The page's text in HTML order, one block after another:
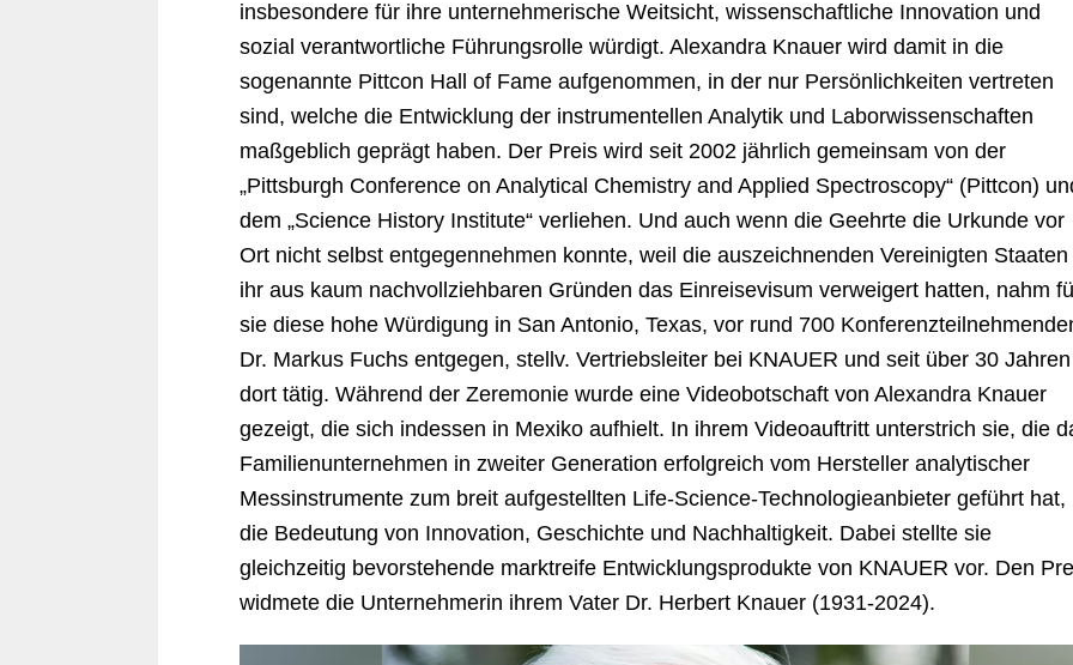
insbesondere für ihre unternehmerische Weitsicht, wissenschaftliche Innovation und
sozial verantwortliche Führungsrolle würdigt. Alexandra Knauer wird damit in die
sogenannte Pittcon Hall of Fame aufgenommen, in der nur Persönlichkeiten vertreten
sind, welche die Entwicklung der instrumentellen Analytik und Laborwissenschaften
maßgeblich geprägt haben. Der Preis wird seit 2002 jährlich gemeinsam von der
„Pittsburgh Conference on Analytical Chemistry and Applied Spectroscopy“ (Pittcon)
dem „Science History Institute“ verliehen. Und auch wenn die Geehrte die Urkunde vor
Ort nicht selbst entgegennehmen konnte, weil die auszeichnenden Vereinigten Staaten
ihr aus kaum nachvollziehbaren Gründen das Einreisevisum verweigert hatten, nahm
sie diese hohe Würdigung in San Antonio, Texas, vor rund 700
Dr. Markus Fuchs entgegen, stellv. Vertriebsleiter bei KNAUER und seit über 30 Jahren
dort tätig. Während der Zeremonie wurde eine Videobotschaft von Alexandra Knauer
gezeigt, die sich indessen in Mexiko aufhielt. In ihrem Videoauftritt unterstrich sie, die
Familienunternehmen in zweiter Generation erfolgreich vom Hersteller analytischer
Messinstrumente zum breit aufgestellten Life-Science-Technologieanbieter geführt hat,
die Bedeutung von Innovation, Geschichte und Nachhaltigkeit. Dabei stellte sie
gleichzeitig bevorstehende marktreife Entwicklungsprodukte von KNAUER vor. Den
widmete die Unternehmerin ihrem Vater Dr. Herbert Knauer (1931-2024).